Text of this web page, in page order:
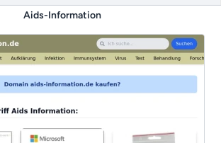
Aids-Information